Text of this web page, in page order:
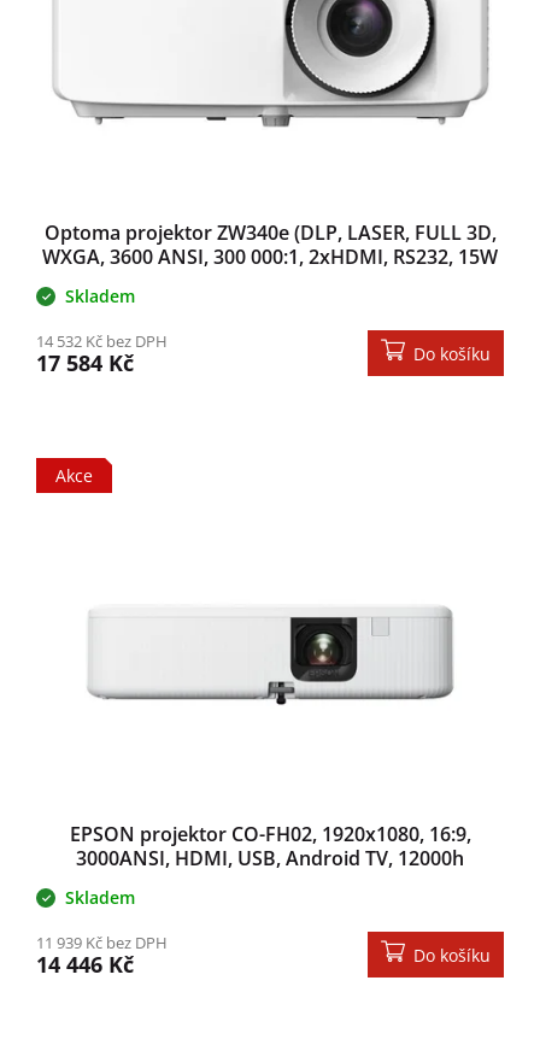
Optoma projektor ZW340e (DLP, LASER, FULL 3D,
WXGA, 3600 ANSI, 300 000:1, 2xHDMI, RS232, 15W
Skladem
14 532 Kč bez DPH
17 584 Kč Do košíku
Akce
EPSON projektor CO-FH02, 1920x1080, 16:9,
3000ANSI, HDMI, USB, Android TV, 12000h
Skladem
11 939 Kč bez DPH
14 446 Kč Do košíku